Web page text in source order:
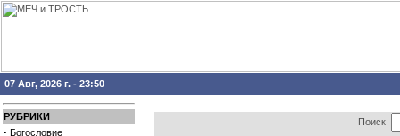
07 Авг, 2026 г. - 23:50
РУБРИКИ
· Богословие
Поиск